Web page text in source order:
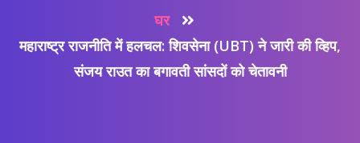
घर
महाराष्ट्र राजनीति में हलचल: शिवसेना (UBT) ने जारी की व्हिप,
संजय राउत का बगावती सांसदों को चेतावनी